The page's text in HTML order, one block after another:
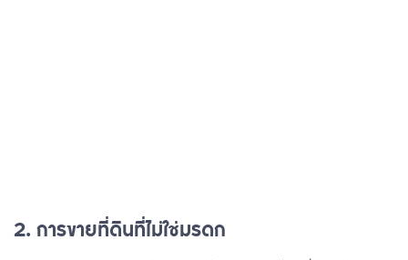
2. การขายที่ดินที่ไม่ใช่มรดก